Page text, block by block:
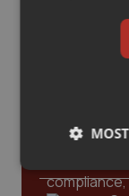
Rene &
Ultime